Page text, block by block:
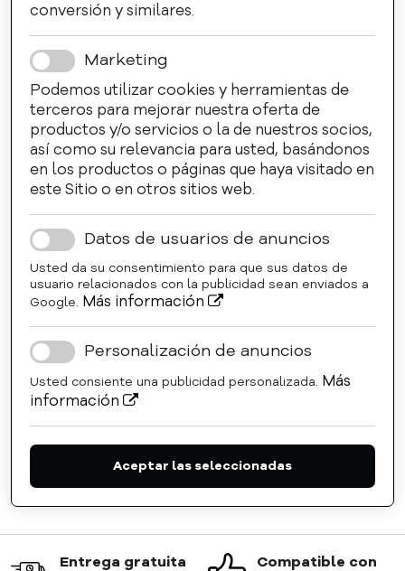
conversión y similares.
Marketing
Podemos utilizar cookies y herramientas de
terceros para mejorar nuestra oferta de
productos y/o servicios o la de nuestros socios,
así como su relevancia para usted, basándonos
en los productos o páginas que haya visitado en
este Sitio o en otros sitios web.
Datos de usuarios de anuncios
Usted da su consentimiento para que sus datos de
usuario relacionados con la publicidad sean enviados a
Google. Más información
Personalización de anuncios
Usted consiente una publicidad personalizada. Más
información
Aceptar las seleccionadas
Entrega gratuita
Compatible con